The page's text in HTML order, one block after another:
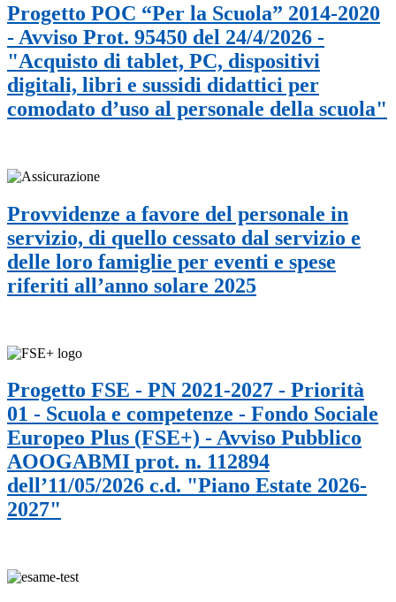
Progetto POC “Per la Scuola” 2014-2020
- Avviso Prot. 95450 del 24/4/2026 -
"Acquisto di tablet, PC, dispositivi
digitali, libri e sussidi didattici per
comodato d’uso al personale della scuola"
Provvidenze a favore del personale in
servizio, di quello cessato dal servizio e
delle loro famiglie per eventi e spese
riferiti all’anno solare 2025
Progetto FSE - PN 2021-2027 - Priorità
01 - Scuola e competenze - Fondo Sociale
Europeo Plus (FSE+) - Avviso Pubblico
AOOGABMI prot. n. 112894
dell’11/05/2026 c.d. "Piano Estate 2026-
2027"